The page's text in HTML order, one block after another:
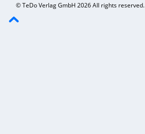
© TeDo Verlag GmbH 2026 All rights reserved.